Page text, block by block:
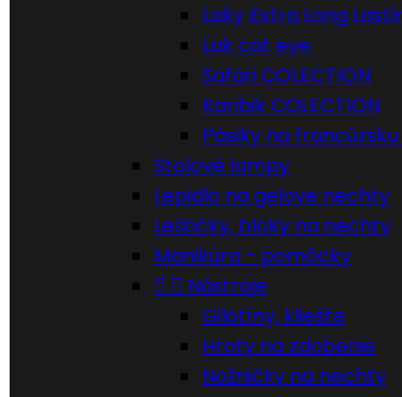
Laky Extra Long
Lak cat eye
Safari COLECTION
Karibik COLECTION
Pásiky na
Stolové lampy
Lepidlo na gelove nechty
Leštičky, bloky na nechty
Manikúra - pomôcky
  Nástroje
Gilotíny, kliešte
Hroty na zdobenie
Nožničky na nechty